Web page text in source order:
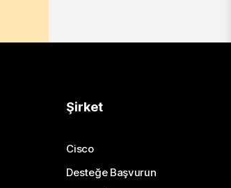
Şirket
Cisco
Desteğe Başvurun